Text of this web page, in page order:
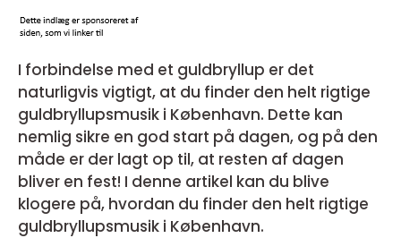
I forbindelse med et guldbryllup er det
naturligvis vigtigt, at du finder den helt rigtige
guldbryllupsmusik i København. Dette kan
nemlig sikre en god start på dagen, og på den
måde er der lagt op til, at resten af dagen
bliver en fest! I denne artikel kan du blive
klogere på, hvordan du finder den helt rigtige
guldbryllupsmusik i København.